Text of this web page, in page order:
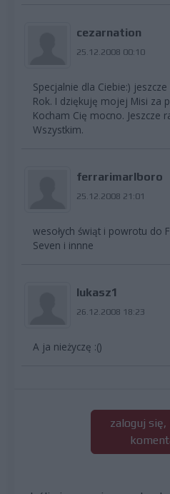
cezarnation
25.12.2008 00:10
Specjalnie dla Ciebie:)
Rok. I dziękuję mojej Misi za
Kocham Cię mocno. Jeszcze
Wszystkim.
ferrarimarlboro
25.12.2008 21:01
wesołych świąt i powrotu do
Seven i innne
lukasz1
26.12.2008 18:23
A ja nieżyczę :()
zaloguj się,